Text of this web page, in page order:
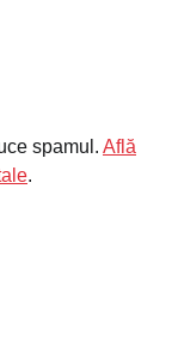
spamul. Află
.